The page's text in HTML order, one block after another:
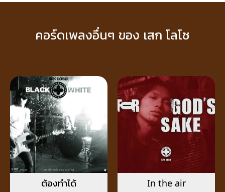
คอร์ดเพลงอื่นๆ ของ เสก โลโซ
ต้องทำได้ In the air